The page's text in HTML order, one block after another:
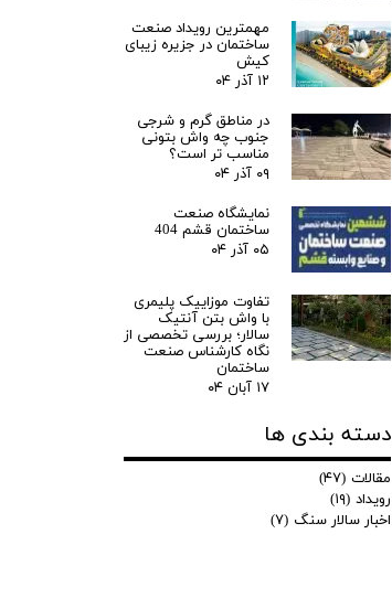
مهمترین رویداد صنعت
ساختمان در جزیره زیبای
کیش
۱۲ آذر ۰۴
در مناطق گرم و شرجی
جنوب چه واش بتونی
مناسب تر است؟
۰۹ آذر ۰۴
نمایشگاه صنعت
ساختمان قشم 404
۰۵ آذر ۰۴
تفاوت موزاییک پلیمری
با واش بتن آنتیک
سالار؛ بررسی تخصصی از
نگاه کارشناس صنعت
ساختمان
۱۷ آبان ۰۴
دسته بندی ها
مقالات (۴۷)
رویداد (۱۹)
اخبار سالار سنگ (۷)